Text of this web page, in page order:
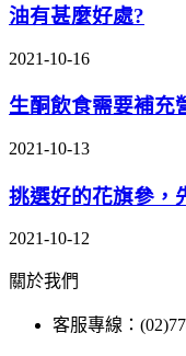
油有甚麼好處?
2021-10-16
生酮飲食需要補充
2021-10-13
挑選好的花旗參，
2021-10-12
關於我們
客服專線：